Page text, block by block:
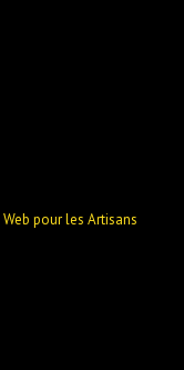
pour les Artisans